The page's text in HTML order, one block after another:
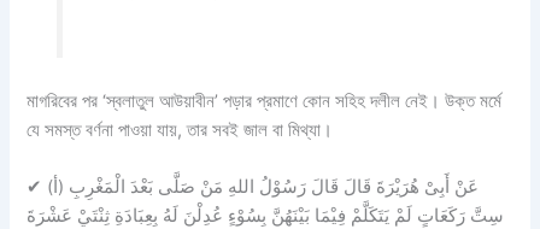
মাগরিবের পর ‘স্বলাতুল আউয়াবীন’ পড়ার প্রমাণে কোন সহিহ দলীল নেই। উক্ত মর্মে
যে সমস্ত বর্ণনা পাওয়া যায়, তার সবই জাল বা মিথ্যা।
✔ (أ) عَنْ أَبِىْ هُرَيْرَةَ قَالَ قَالَ رَسُوْلُ اللهِ مَنْ صَلَّى بَعْدَ الْمَغْرِبِ
سِتَّ رَكَعَاتٍ لَمْ يَتَكَلَّمْ فِيْمَا بَيْنَهُنَّ بِسُوْءٍ عُدِلْنَ لَهُ بِعِبَادَةِ ثِنْتَيْ عَشْرَةَ